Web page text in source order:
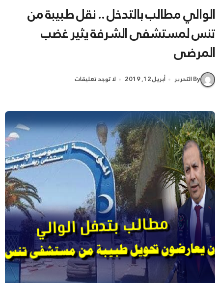
الوالي مطالب بالتدخل .. نقل طبيبة من
تنس لمستشفى الشرفة يثير غضب
المرضى
By التحرير أبريل 12, 2019 لا توجد تعليقات